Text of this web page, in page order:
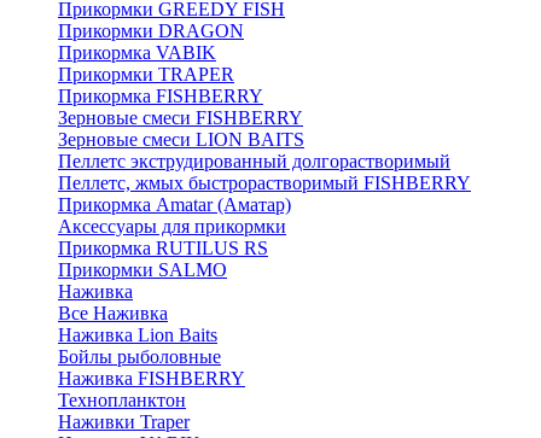
Прикормки GREEDY FISH
Прикормки DRAGON
Прикормка VABIK
Прикормки TRAPER
Прикормка FISHBERRY
Зерновые смеси FISHBERRY
Зерновые смеси LION BAITS
Пеллетс экструдированный долгорастворимый
Пеллетс, жмых быстрорастворимый FISHBERRY
Прикормка Amatar (Аматар)
Аксессуары для прикормки
Прикормка RUTILUS RS
Прикормки SALMO
Наживка
Все Наживка
Наживка Lion Baits
Бойлы рыболовные
Наживка FISHBERRY
Технопланктон
Наживки Traper